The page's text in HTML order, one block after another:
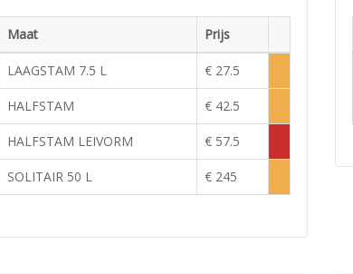
Maat
Prijs
Voorraad
LAAGSTAM 7.5 L € 27.5
HALFSTAM € 42.5
HALFSTAM LEIVORM € 57.5
SOLITAIR 50 L € 245